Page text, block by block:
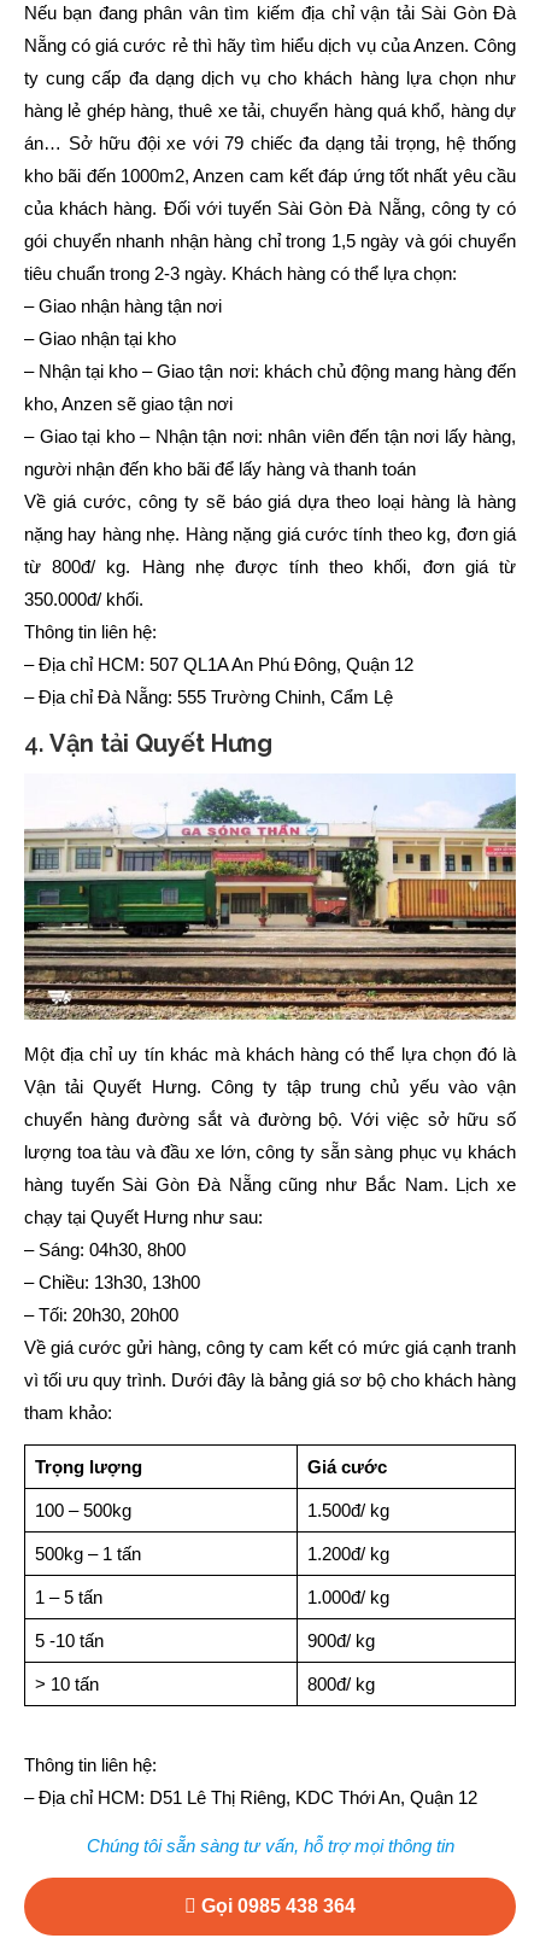
Nếu bạn đang phân vân tìm kiếm địa chỉ vận tải Sài Gòn Đà
Nẵng có giá cước rẻ thì hãy tìm hiểu dịch vụ của Anzen. Công
ty cung cấp đa dạng dịch vụ cho khách hàng lựa chọn như
hàng lẻ ghép hàng, thuê xe tải, chuyển hàng quá khổ, hàng dự
án… Sở hữu đội xe với 79 chiếc đa dạng tải trọng, hệ thống
kho bãi đến 1000m2, Anzen cam kết đáp ứng tốt nhất yêu cầu
của khách hàng. Đối với tuyến Sài Gòn Đà Nẵng, công ty có
gói chuyển nhanh nhận hàng chỉ trong 1,5 ngày và gói chuyển
tiêu chuẩn trong 2-3 ngày. Khách hàng có thể lựa chọn:
– Giao nhận hàng tận nơi
– Giao nhận tại kho
– Nhận tại kho – Giao tận nơi: khách chủ động mang hàng đến
kho, Anzen sẽ giao tận nơi
– Giao tại kho – Nhận tận nơi: nhân viên đến tận nơi lấy hàng,
người nhận đến kho bãi để lấy hàng và thanh toán
Về giá cước, công ty sẽ báo giá dựa theo loại hàng là hàng
nặng hay hàng nhẹ. Hàng nặng giá cước tính theo kg, đơn giá
từ 800đ/ kg. Hàng nhẹ được tính theo khối, đơn giá từ
350.000đ/ khối.
Thông tin liên hệ:
– Địa chỉ HCM: 507 QL1A An Phú Đông, Quận 12
– Địa chỉ Đà Nẵng: 555 Trường Chinh, Cẩm Lệ
4. Vận tải Quyết Hưng
Một địa chỉ uy tín khác mà khách hàng có thể lựa chọn đó là
Vận tải Quyết Hưng. Công ty tập trung chủ yếu vào vận
chuyển hàng đường sắt và đường bộ. Với việc sở hữu số
lượng toa tàu và đầu xe lớn, công ty sẵn sàng phục vụ khách
hàng tuyến Sài Gòn Đà Nẵng cũng như Bắc Nam. Lịch xe
chạy tại Quyết Hưng như sau:
– Sáng: 04h30, 8h00
– Chiều: 13h30, 13h00
– Tối: 20h30, 20h00
Về giá cước gửi hàng, công ty cam kết có mức giá cạnh tranh
vì tối ưu quy trình. Dưới đây là bảng giá sơ bộ cho khách hàng
tham khảo:
Trọng lượng Giá cước
100 – 500kg 1.500đ/ kg
500kg – 1 tấn 1.200đ/ kg
1 – 5 tấn 1.000đ/ kg
5 -10 tấn 900đ/ kg
> 10 tấn 800đ/ kg
Thông tin liên hệ:
– Địa chỉ HCM: D51 Lê Thị Riêng, KDC Thới An, Quận 12
Chúng tôi sẵn sàng tư vấn, hỗ trợ mọi thông tin
Gọi 0985 438 364